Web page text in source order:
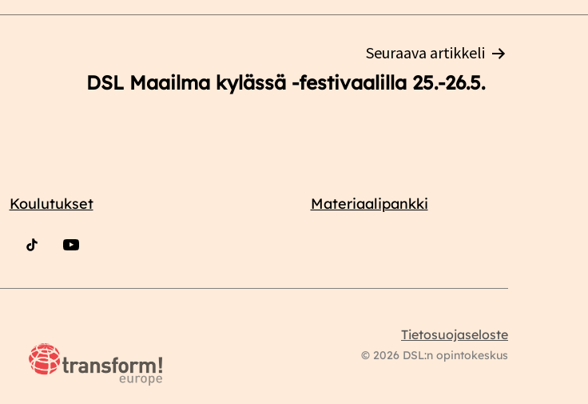
Seuraava artikkeli
DSL Maailma kylässä -festivaalilla 25.-26.5.
Koulutukset Materiaalipankki
© 2026 DSL:n opintokeskus
Tietosuojaseloste